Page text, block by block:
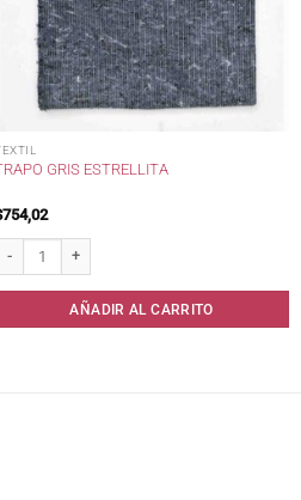
GRIS ESTRELLITA
754,02
AÑADIR AL CARRITO